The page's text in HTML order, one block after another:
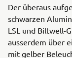
Der überaus
schwarzen
LSL und Biltwell-
ausserdem über
mit gelber